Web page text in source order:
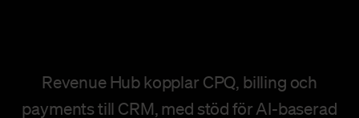
Revenue Hub kopplar CPQ, billing och
payments till CRM, med stöd för AI-baserad